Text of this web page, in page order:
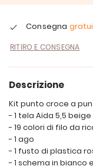
Consegna
RITIRO E CONSEGNA
Descrizione
Kit punto croce a
- 1 tela Aïda 5,5 beige
- 19 colori di filo da
- 1 ago
- 1 fusto di plastica
- 1 schema in bianco